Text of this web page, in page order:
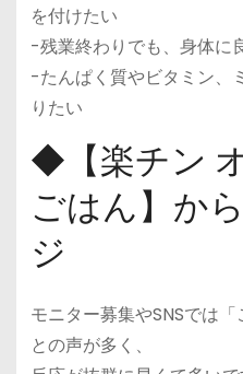
を付けたい
-残業終わりでも、身体に
-たんぱく質やビタミン、
りたい
◆【楽チン
ごはん】か
ジ
モニター募集やSNSでは
との声が多く、